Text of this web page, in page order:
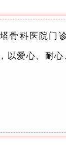
骨科医院门
以爱心、耐